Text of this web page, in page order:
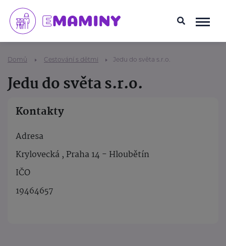
Domů Cestování s dětmi Jedu do světa s.r.o.
Jedu do světa s.r.o.
Kontakty
Adresa
Krylovecká , Praha 14 - Hloubětín
IČO
19464657